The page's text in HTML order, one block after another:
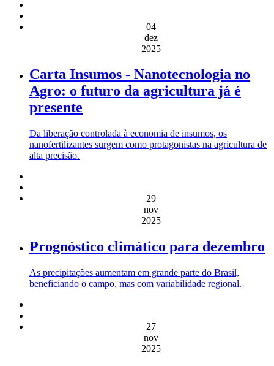
04
dez
2025
Carta Insumos - Nanotecnologia no
Agro: o futuro da agricultura já é
presente
Da liberação controlada à economia de insumos, os
nanofertilizantes surgem como protagonistas na agricultura de
alta precisão.
29
nov
2025
Prognóstico climático para dezembro
As precipitações aumentam em grande parte do Brasil,
beneficiando o campo, mas com variabilidade regional.
27
nov
2025